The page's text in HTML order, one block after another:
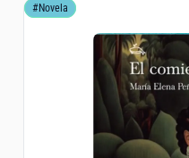
#Novela